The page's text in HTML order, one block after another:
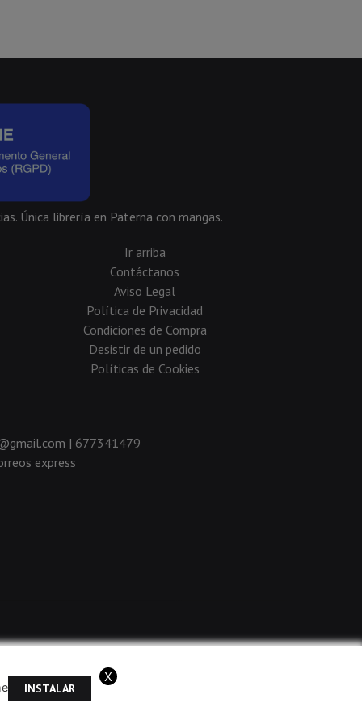
Única librería en Paterna con mangas.
Ir arriba
Contáctanos
Aviso Legal
Política de Privacidad
Condiciones de Compra
Desistir de un pedido
Políticas de Cookies
| 677341479
express
INSTALAR
X